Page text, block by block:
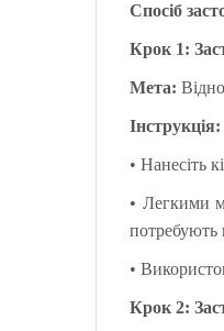
Спосіб
Крок 1:
Мета:
Інструкція:
• Нанесіть
• Легкими
потребують
•
Крок 2: